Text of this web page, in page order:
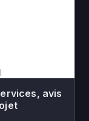
avis